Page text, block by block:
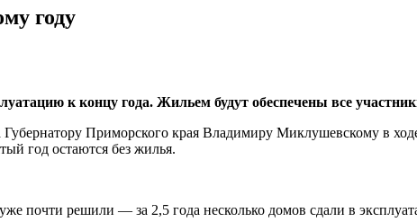
году
к концу года. Жильем будут обеспечены все
Приморского края Владимиру Миклушевскому в
год остаются без жилья.
почти решили — за 2,5 года несколько домов сдали в